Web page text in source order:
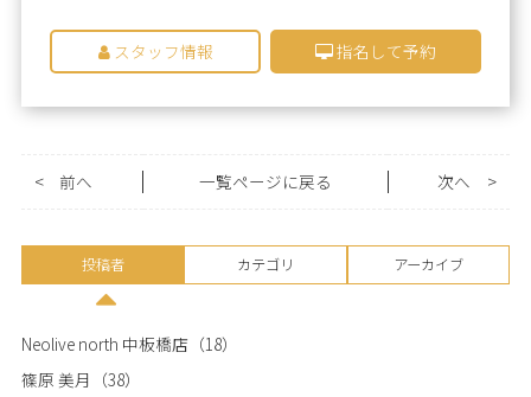
スタッフ情報 指名して予約
< 前へ 一覧ページに戻る >
次へ
投稿者 カテゴリ アーカイブ
Neolive north 中板橋店 （18）
篠原 美月 （38）